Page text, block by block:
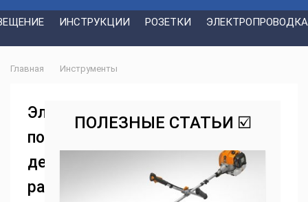
ИНСТРУКЦИИ РОЗЕТКИ ЭЛЕКТРОПРОВОДКА
Главная Инструменты
Электроножовка
по
дереву:
разновидности
ПОЛЕЗНЫЕ СТАТЬИ ☑️